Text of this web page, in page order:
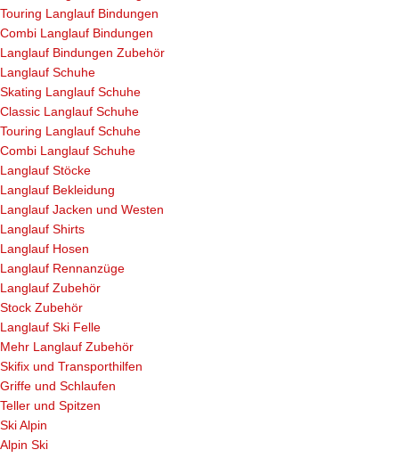
Touring Langlauf Bindungen
Combi Langlauf Bindungen
Langlauf Bindungen Zubehör
Langlauf Schuhe
Skating Langlauf Schuhe
Classic Langlauf Schuhe
Touring Langlauf Schuhe
Combi Langlauf Schuhe
Langlauf Stöcke
Langlauf Bekleidung
Langlauf Jacken und Westen
Langlauf Shirts
Langlauf Hosen
Langlauf Rennanzüge
Langlauf Zubehör
Stock Zubehör
Langlauf Ski Felle
Mehr Langlauf Zubehör
Skifix und Transporthilfen
Griffe und Schlaufen
Teller und Spitzen
Ski Alpin
Alpin Ski